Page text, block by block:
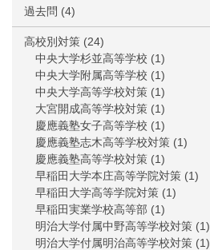
過去問 (4)
高校別対策 (24)
中央大学杉並高等学校 (1)
中央大学附属高等学校 (1)
中央大学高等学校対策 (1)
大宮開成高等学校対策 (1)
慶應義塾女子高等学校 (1)
慶應義塾志木高等学校対策 (1)
慶應義塾高等学校対策 (1)
早稲田大学本庄高等学院対策 (1)
早稲田大学高等学院対策 (1)
早稲田実業学校高等部 (1)
明治大学付属中野高等学校対策 (1)
明治大学付属明治高等学校対策 (1)